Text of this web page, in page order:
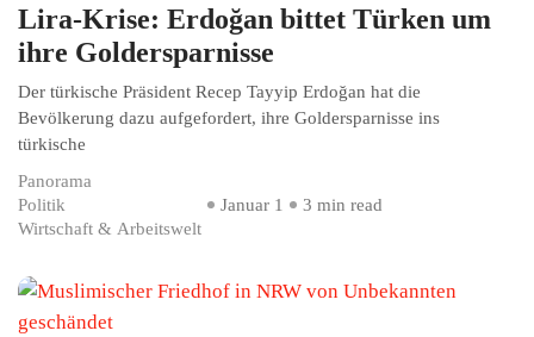
Lira-Krise: Erdoğan bittet Türken um
ihre Goldersparnisse
Der türkische Präsident Recep Tayyip Erdoğan hat die
Bevölkerung dazu aufgefordert, ihre Goldersparnisse ins
türkische
Panorama
Politik
Wirtschaft & Arbeitswelt
Januar 1 3 min read